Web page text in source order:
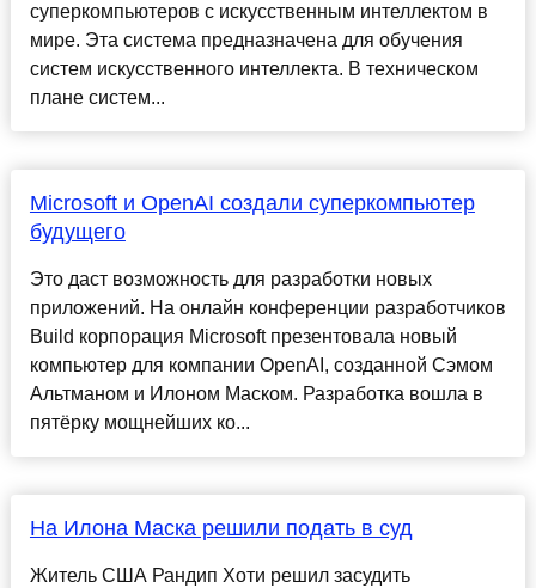
суперкомпьютеров с искусственным интеллектом в
мире. Эта система предназначена для обучения
систем искусственного интеллекта. В техническом
плане систем...
Microsoft и OpenAI создали суперкомпьютер
будущего
Это даст возможность для разработки новых
приложений. На онлайн конференции разработчиков
Build корпорация Microsoft презентовала новый
компьютер для компании OpenAI, созданной Сэмом
Альтманом и Илоном Маском. Разработка вошла в
пятёрку мощнейших ко...
На Илона Маска решили подать в суд
Житель США Рандип Хоти решил засудить